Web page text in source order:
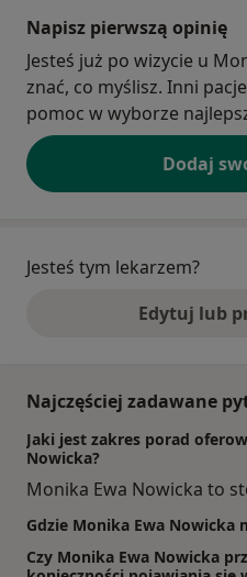
Napisz pierwszą opinię
Jesteś już po wizycie u
znać, co myślisz. Inni
pomoc w wyborze
Dodaj
Jesteś tym lekarzem?
Edytuj lub
Najczęściej zadawane
Jaki jest zakres porad
Nowicka?
Monika Ewa Nowicka to
Gdzie Monika Ewa Nowicka
Czy Monika Ewa Nowicka